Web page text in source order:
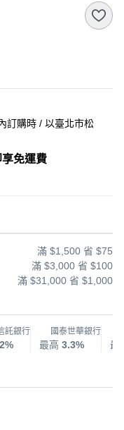
訂購時 / 以臺北市松
免運費
滿 $1,500 省 $75
滿 $3,000 省 $100
滿 $31,000 省 $1,000
託銀行 國泰世華銀行
最高 3.3% 最